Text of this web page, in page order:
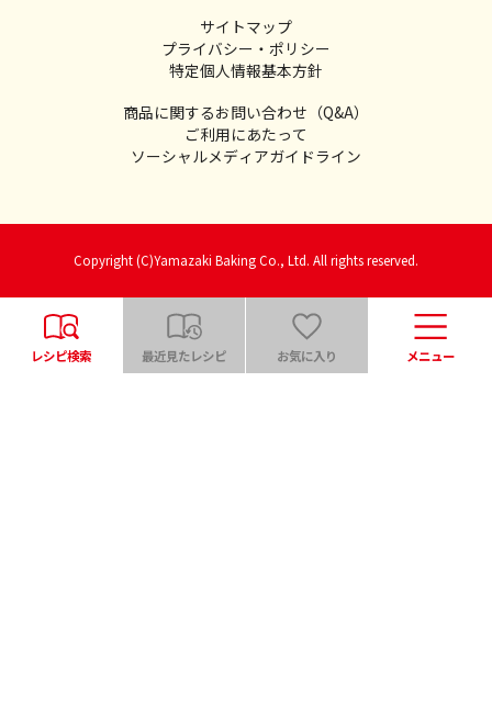
サイトマップ
プライバシー・ポリシー
特定個人情報基本方針
商品に関するお問い合わせ（Q&A）
ご利用にあたって
ソーシャルメディアガイドライン
Copyright (C)Yamazaki Baking Co., Ltd. All rights reserved.
レシピ検索 最近見たレシピ お気に入り メニュー